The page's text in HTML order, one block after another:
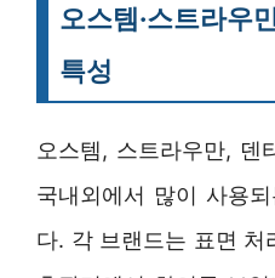
오스템·스트라우
특성
오스템, 스트라우만, 덴
국내외에서 많이 사용
다. 각 브랜드는 표면